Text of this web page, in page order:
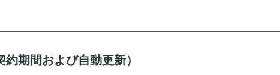
約期間および自動更新）